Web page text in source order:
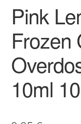
Big Puff
Aromen
Basen & Nikotin
Zubehör
Pink
Frozen
10ml